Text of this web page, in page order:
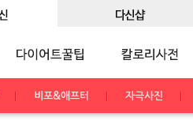
비포&애프터 자극사진